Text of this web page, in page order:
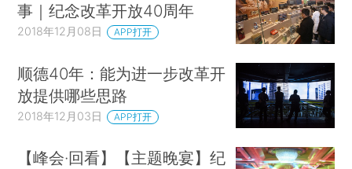
事｜纪念改革开放40周年
2018年12月08日 APP打开
顺德40年：能为进一步改革开
放提供哪些思路
2018年12月03日 APP打开
【峰会·回看】【主题晚宴】纪